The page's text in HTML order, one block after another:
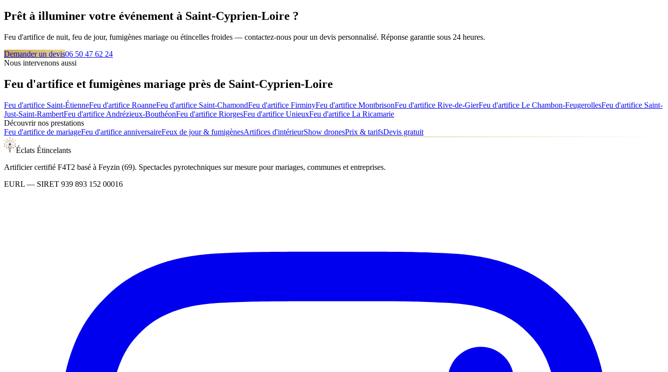
Prêt à illuminer votre événement à Saint-Cyprien-Loire ?
Feu d'artifice de nuit, feu de jour, fumigènes mariage ou étincelles froides — contactez-nous pour un devis personnalisé. Réponse garantie sous 24 heures.
Demander un devis06 50 47 62 24
Nous intervenons aussi
Feu d'artifice et fumigènes mariage près de Saint-Cyprien-Loire
Feu d'artifice Saint-ÉtienneFeu d'artifice RoanneFeu d'artifice Saint-ChamondFeu d'artifice FirminyFeu d'artifice MontbrisonFeu d'artifice Rive-de-GierFeu d'artifice Le Chambon-FeugerollesFeu d'artifice Saint-
Just-Saint-RambertFeu d'artifice Andrézieux-BouthéonFeu d'artifice RiorgesFeu d'artifice UnieuxFeu d'artifice La Ricamarie
Découvrir nos prestations
Feu d'artifice de mariageFeu d'artifice anniversaireFeux de jour & fumigènesArtifices d'intérieurShow dronesPrix & tarifsDevis gratuit
Éclats Étincelants
Artificier certifié F4T2 basé à Feyzin (69). Spectacles pyrotechniques sur mesure pour mariages, communes et entreprises.
EURL — SIRET 939 893 152 00016